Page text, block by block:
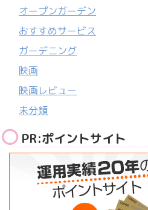
オープンガーデン
おすすめサービス
ガーデニング
映画
映画レビュー
未分類
PR:ポイントサイト